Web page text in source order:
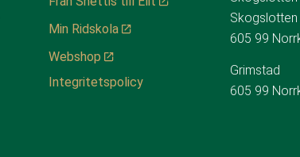
Min Ridskola
Webshop
Integritetspolicy
Skogslotten
605 99
Grimstad
605 99